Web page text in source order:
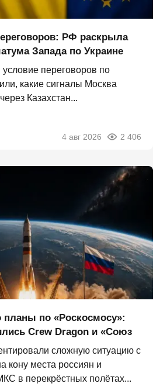
РФ раскрыла
Запада по Украине
переговоров по
какие сигналы Москва
Казахстан...
4 авг 2026 2 406
планы по «Роскосмосу»:
Crew Dragon и «Союз
сложную ситуацию с
кону места россиян и
в перекрёстных полётах...